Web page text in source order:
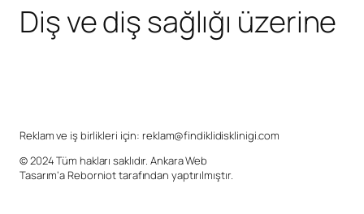
Diş ve diş sağlığı üzerine
Reklam ve iş birlikleri için: reklam@findiklidisklinigi.com
© 2024 Tüm hakları saklıdır.Ankara Web
Tasarım‘a Reborniottarafından yaptırılmıştır.